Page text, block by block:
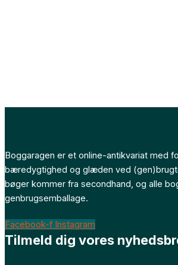
Boggaragen er et online-antikvariat med
bæredygtighed og glæden ved
bøger kommer fra secondhand, og alle
genbrugsemballage.
Facebook-f Instagram
Tilmeld dig vores